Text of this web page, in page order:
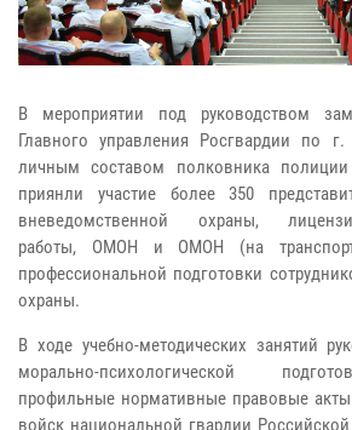
В мероприятии под руководством
Главного управления Росгвардии по
личным составом полковника
приянли участие более 350
вневедомственной охраны,
работы, ОМОН и ОМОН (на
профессиональной подготовки
охраны.
В ходе учебно-методических занятий
морально-психологической
профильные нормативные правовые